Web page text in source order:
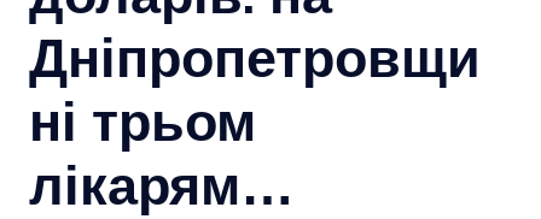
Дніпропетровщи
ні трьом
лікарям…